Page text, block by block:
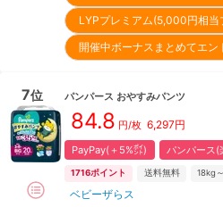
LYPプレミアム(5,000円相
開催中ボーナスまとめてエ
7位 パンパース おやすみパンツ
84.8 円/枚 6,297円
PayPay(＋5%㌽) パンパース(
1716ポイント 送料無料 18kg
ベビーザらス